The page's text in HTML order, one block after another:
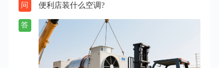
体，施工工地情况复杂，涉及建设单位、施工
单位、分包商、包工头、设备供应商等多方。
要依据实际情况判断谁应承担赔偿责任，比如
因施工设备故障受伤，设备供应商可能担责；
因违规操作受伤，施工单位或包工头可能负
问 便利店装什么空调?
答